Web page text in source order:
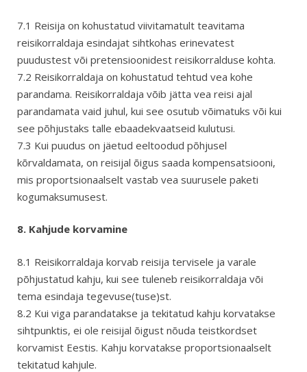
7.1 Reisija on kohustatud viivitamatult teavitama
reisikorraldaja esindajat sihtkohas erinevatest
puudustest või pretensioonidest reisikorralduse kohta.
7.2 Reisikorraldaja on kohustatud tehtud vea kohe
parandama. Reisikorraldaja võib jätta vea reisi ajal
parandamata vaid juhul, kui see osutub võimatuks või kui
see põhjustaks talle ebaadekvaatseid kulutusi.
7.3 Kui puudus on jäetud eeltoodud põhjusel
kõrvaldamata, on reisijal õigus saada kompensatsiooni,
mis proportsionaalselt vastab vea suurusele paketi
kogumaksumusest.
8. Kahjude korvamine
8.1 Reisikorraldaja korvab reisija tervisele ja varale
põhjustatud kahju, kui see tuleneb reisikorraldaja või
tema esindaja tegevuse(tuse)st.
8.2 Kui viga parandatakse ja tekitatud kahju korvatakse
sihtpunktis, ei ole reisijal õigust nõuda teistkordset
korvamist Eestis. Kahju korvatakse proportsionaalselt
tekitatud kahjule.